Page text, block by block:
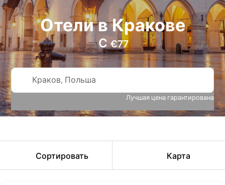
Отели в Кракове
С€77
Краков, Польша
Лучшая цена гарантирована
Сортировать Карта